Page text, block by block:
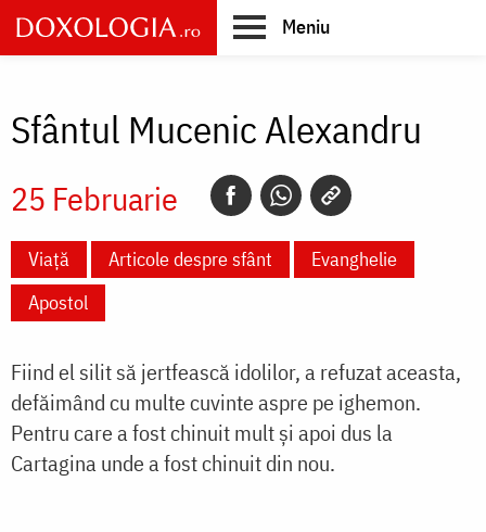
Skip
to
main
Meniu
Sfântul Mucenic Alexandru
25 Februarie
Viață Articole despre sfânt
Evanghelie
Apostol
Fiind el silit să jertfească idolilor, a refuzat aceasta,
defăimând cu multe cuvinte aspre pe ighemon.
Pentru care a fost chinuit mult şi apoi dus la
Cartagina unde a fost chinuit din nou.